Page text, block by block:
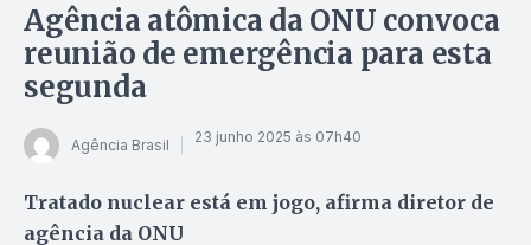
Agência atômica da ONU convoca
reunião de emergência para esta
segunda
Agência Brasil 23 junho 2025 às 07h40
Tratado nuclear está em jogo, afirma diretor de
agência da ONU